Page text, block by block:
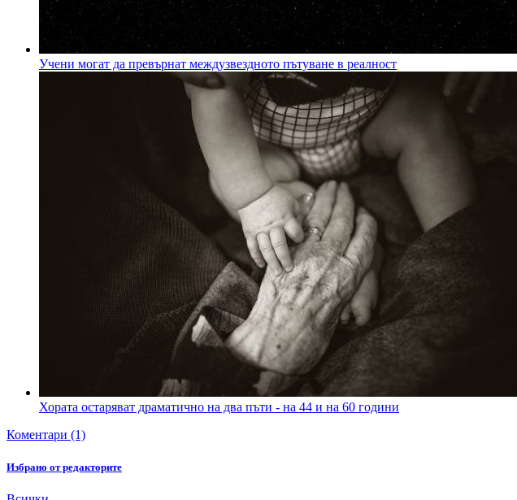
Учени могат да превърнат междузвездното пътуване в реалност
Хората остаряват драматично на два пъти - на 44 и на 60 години
Коментари (1)
Избрано от редакторите